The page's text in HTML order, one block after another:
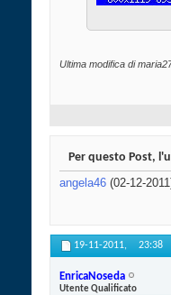
Ultima modifica di
Per questo Post,
angela46 (02-12-
19-11-2011, 23:38
EnricaNoseda
Utente Qualificato